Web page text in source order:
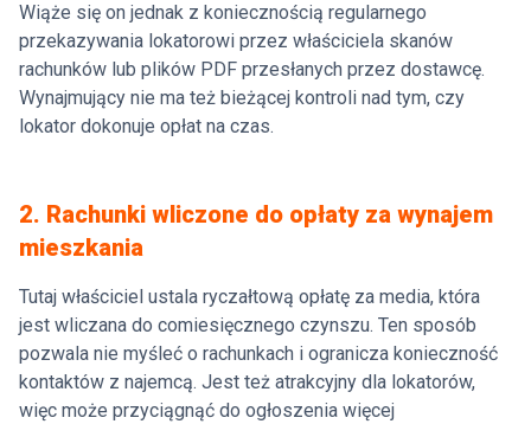
Wiąże się on jednak z koniecznością regularnego
przekazywania lokatorowi przez właściciela skanów
rachunków lub plików PDF przesłanych przez dostawcę.
Wynajmujący nie ma też bieżącej kontroli nad tym, czy
lokator dokonuje opłat na czas.
2. Rachunki wliczone do opłaty za wynajem
mieszkania
Tutaj właściciel ustala ryczałtową opłatę za media, która
jest wliczana do comiesięcznego czynszu. Ten sposób
pozwala nie myśleć o rachunkach i ogranicza konieczność
kontaktów z najemcą. Jest też atrakcyjny dla lokatorów,
więc może przyciągnąć do ogłoszenia więcej